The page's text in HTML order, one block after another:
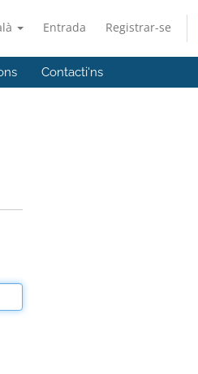
Entrada Registrar-se
Contacti'ns